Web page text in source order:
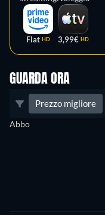
Flat HD 3,99€ HD
GUARDA ORA
Prezzo migliore
Abbo